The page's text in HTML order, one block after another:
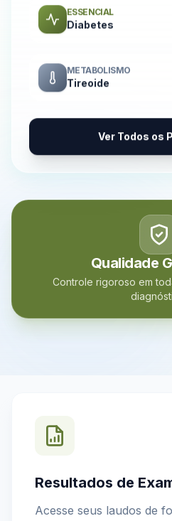
ESSENCIAL
Diabetes
METABOLISMO
Tireoide
Ver Todos os
Qualidade
Controle rigoroso em
Resultados de
Acesse seus laudos de